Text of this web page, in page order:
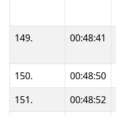
149. 00:48:41
150. 00:48:50
151.
00:48:52